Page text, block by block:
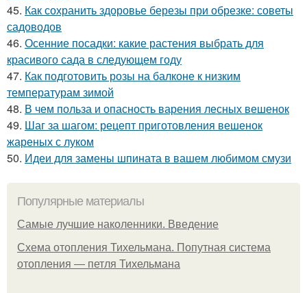
45. Как сохранить здоровье березы при обрезке: советы
садоводов
46. Осенние посадки: какие растения выбрать для
красивого сада в следующем году
47. Как подготовить розы на балконе к низким
температурам зимой
48. В чем польза и опасность варения лесных вешенок
49. Шаг за шагом: рецепт приготовления вешенок
жареных с луком
50. Идеи для замены шпината в вашем любимом смузи
Популярные материалы
Самые лучшие наколенники. Введение
Схема отопления Тихельмана. Попутная система
отопления — петля Тихельмана